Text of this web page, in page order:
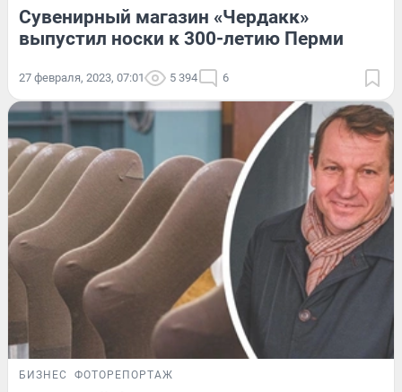
Сувенирный магазин «Чердакк»
выпустил носки к 300-летию Перми
27 февраля, 2023, 07:01 5 394 6
БИЗНЕС ФОТОРЕПОРТАЖ